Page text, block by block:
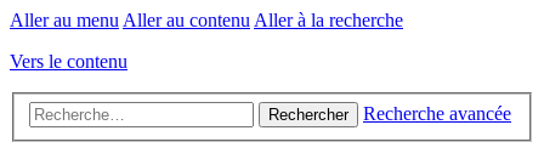
Aller au menu Aller au contenu Aller à la recherche
Vers le contenu
Rechercher Recherche avancée